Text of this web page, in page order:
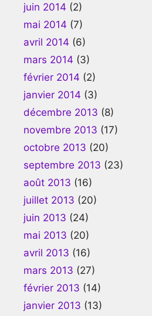
juin 2014 (2)
mai 2014 (7)
avril 2014 (6)
mars 2014 (3)
février 2014 (2)
janvier 2014 (3)
décembre 2013 (8)
novembre 2013 (17)
octobre 2013 (20)
septembre 2013 (23)
août 2013 (16)
juillet 2013 (20)
juin 2013 (24)
mai 2013 (20)
avril 2013 (16)
mars 2013 (27)
février 2013 (14)
janvier 2013 (13)